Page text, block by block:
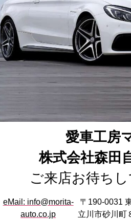
愛車工房
株式会社森田
ご来店お待ち
eMail: info@morita-
auto.co.jp
〒190-0031
立川市砂川町